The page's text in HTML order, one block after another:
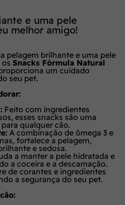
e uma pele
melhor amigo!
pelagem brilhante e uma pele
os Snacks Fórmula Natural
um cuidado
seu pet.
Feito com ingredientes
esses snacks são uma
qualquer cão.
A combinação de ômega 3 e
fortalece a pelagem,
e sedosa.
a manter a pele hidratada e
a coceira e a descamação.
de corantes e ingredientes
a segurança do seu pet.